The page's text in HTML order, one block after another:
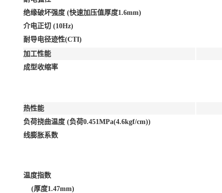
绝缘破坏强度 (快速加压值厚度1.6mm)
介电正切 (10Hz)
耐导电径迹性(CTI)
加工性能
成型收缩率
热性能
负荷挠曲温度 (负荷0.451MPa(4.6kgf/cm))
线膨胀系数
温度指数
(厚度1.47mm)